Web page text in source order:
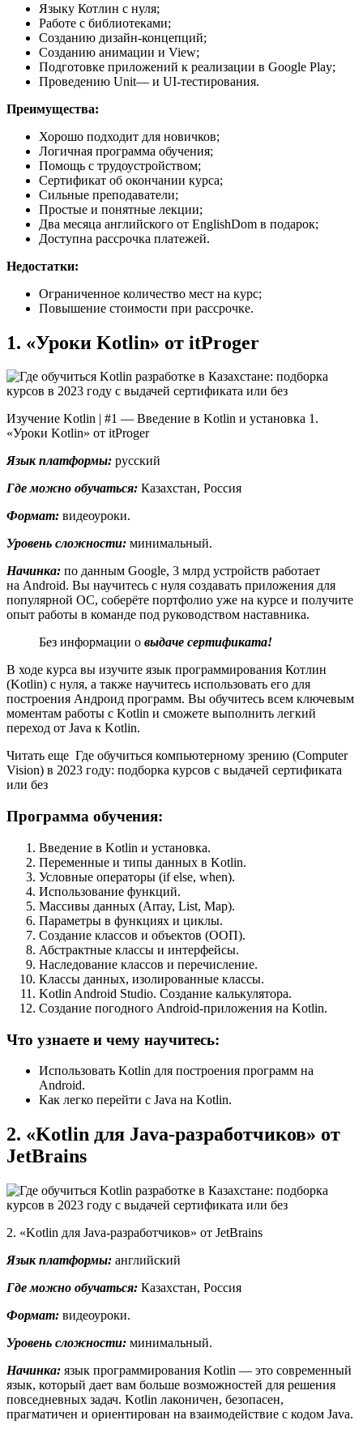
Языку Котлин с нуля;
Работе с библиотеками;
Созданию дизайн-концепций;
Созданию анимации и View;
Подготовке приложений к реализации в Google Play;
Проведению Unit— и UI-тестирования.
Преимущества:
Хорошо подходит для новичков;
Логичная программа обучения;
Помощь с трудоустройством;
Сертификат об окончании курса;
Сильные преподаватели;
Простые и понятные лекции;
Два месяца английского от EnglishDom в подарок;
Доступна рассрочка платежей.
Недостатки:
Ограниченное количество мест на курс;
Повышение стоимости при рассрочке.
1. «Уроки Kotlin» от itProger
Изучение Kotlin | #1 — Введение в Kotlin и установка 1.
«Уроки Kotlin» от itProger
Язык платформы: русский
Где можно обучаться: Казахстан, Россия
Формат: видеоуроки.
Уровень сложности: минимальный.
Начинка: по данным Google, 3 млрд устройств работает
на Android. Вы научитесь с нуля создавать приложения для
популярной ОС, соберёте портфолио уже на курсе и получите
опыт работы в команде под руководством наставника.
Без информации о выдаче сертификата!
В ходе курса вы изучите язык программирования Котлин
(Kotlin) с нуля, а также научитесь использовать его для
построения Андроид программ. Вы обучитесь всем ключевым
моментам работы с Kotlin и сможете выполнить легкий
переход от Java к Kotlin.
Читать еще Где обучиться компьютерному зрению (Computer
Vision) в 2023 году: подборка курсов с выдачей сертификата
или без
Программа обучения:
Введение в Kotlin и установка.
Переменные и типы данных в Kotlin.
Условные операторы (if else, when).
Использование функций.
Массивы данных (Array, List, Map).
Параметры в функциях и циклы.
Создание классов и объектов (ООП).
Абстрактные классы и интерфейсы.
Наследование классов и перечисление.
Классы данных, изолированные классы.
Kotlin Android Studio. Создание калькулятора.
Создание погодного Android-приложения на Kotlin.
Что узнаете и чему научитесь:
Использовать Kotlin для построения программ на
Android.
Как легко перейти с Java на Kotlin.
2. «Kotlin для Java-разработчиков» от
JetBrains
2. «Kotlin для Java-разработчиков» от JetBrains
Язык платформы: английский
Где можно обучаться: Казахстан, Россия
Формат: видеоуроки.
Уровень сложности: минимальный.
Начинка: язык программирования Kotlin — это современный
язык, который дает вам больше возможностей для решения
повседневных задач. Kotlin лаконичен, безопасен,
прагматичен и ориентирован на взаимодействие с кодом Java.